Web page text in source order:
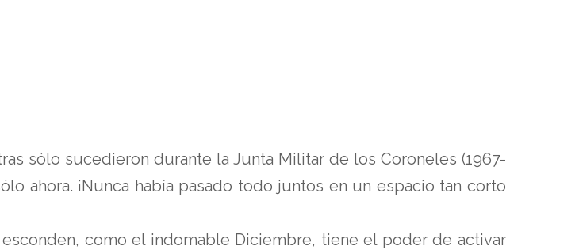
sólo sucedieron durante la Junta Militar de los Coroneles (1967-
ahora. ¡Nunca había pasado todo juntos en un espacio tan corto
como el indomable Diciembre, tiene el poder de activar